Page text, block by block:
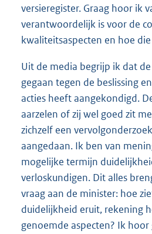
versieregister. Graag hoor ik
verantwoordelijk is voor de
kwaliteitsaspecten en hoe
Uit de media begrijp ik dat
gegaan tegen de beslissing
acties heeft aangekondigd.
aarzelen of zij wel goed zit
zichzelf een
aangedaan. Ik ben van
mogelijke termijn
verloskundigen. Dit alles
vraag aan de minister: hoe
duidelijkheid eruit, rekening
genoemde aspecten? Ik hoor